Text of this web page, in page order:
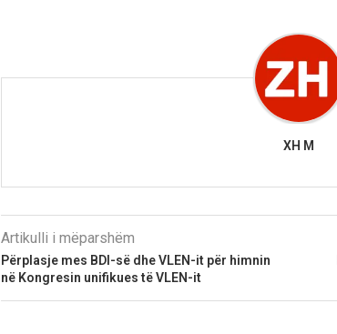
XH M
Artikulli i mëparshëm
Përplasje mes BDI-së dhe VLEN-it për himnin
në Kongresin unifikues të VLEN-it